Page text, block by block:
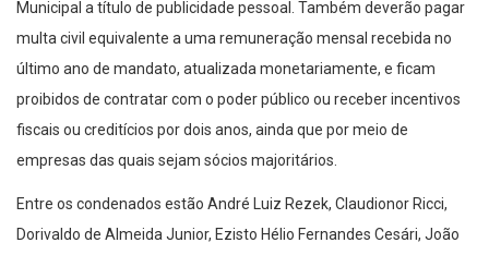
multa civil equivalente a uma remuneração mensal recebida no
último ano de mandato, atualizada monetariamente, e ficam
proibidos de contratar com o poder público ou receber incentivos
fiscais ou creditícios por dois anos, ainda que por meio de
empresas das quais sejam sócios majoritários.
Dorivaldo de Almeida Junior, Ezisto Hélio Fernandes Cesári, João
Alberto Minaré, José Francisco Abrão Miziara, Luiz Carlos